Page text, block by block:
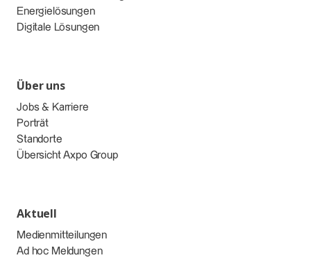
Energielösungen
Digitale Lösungen
Über uns
Jobs & Karriere
Porträt
Standorte
Übersicht Axpo Group
Aktuell
Medienmitteilungen
Ad hoc Meldungen